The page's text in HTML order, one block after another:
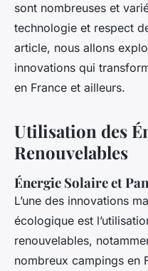
sont nombreuses et
technologie et respect
article, nous allons
innovations qui
en France et ailleurs.
Utilisation des
Renouvelables
Énergie Solaire et
L’une des innovations
écologique est
renouvelables,
nombreux campings en